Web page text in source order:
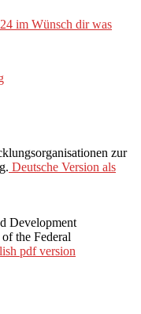
im Wünsch dir was
zur
Deutsche Version als
Development
the Federal
pdf version